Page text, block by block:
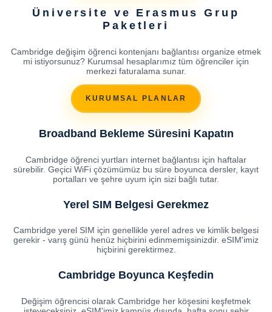
Üniversite ve Erasmus Grup
Paketleri
Cambridge değişim öğrenci kontenjanı bağlantısı organize etmek
mi istiyorsunuz? Kurumsal hesaplarımız tüm öğrenciler için
merkezi faturalama sunar.
KURUMSAL PLANLAR
Broadband Bekleme Süresini Kapatın
Cambridge öğrenci yurtları internet bağlantısı için haftalar
sürebilir. Geçici WiFi çözümümüz bu süre boyunca dersler, kayıt
portalları ve şehre uyum için sizi bağlı tutar.
Yerel SIM Belgesi Gerekmez
Cambridge yerel SIM için genellikle yerel adres ve kimlik belgesi
gerekir - varış günü henüz hiçbirini edinmemişsinizdir. eSIM'imiz
hiçbirini gerektirmez.
Cambridge Boyunca Keşfedin
Değişim öğrencisi olarak Cambridge her köşesini keşfetmek